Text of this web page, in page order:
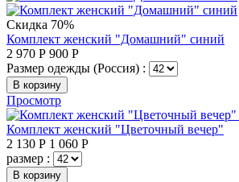
Скидка 70%
Комплект женский "Домашний" синий
2 970 Р 900 Р
Размер одежды (Россия) :
В корзину
Просмотр
Комплект женский "Цветочный вечер"
2 130 Р 1 060 Р
размер :
В корзину